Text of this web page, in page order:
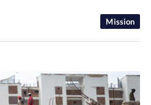
Mission